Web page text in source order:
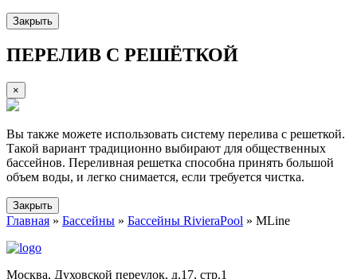
Закрыть
ПЕРЕЛИВ С РЕШЁТКОЙ
×
Вы также можете использовать систему перелива с решеткой.
Такой вариант традиционно выбирают для общественных
бассейнов. Переливная решетка способна принять большой
объем воды, и легко снимается, если требуется чистка.
Закрыть
Главная » Бассейны » Бассейны RivieraPool » MLine
Москва, Духовской переулок, д.17, стр.1